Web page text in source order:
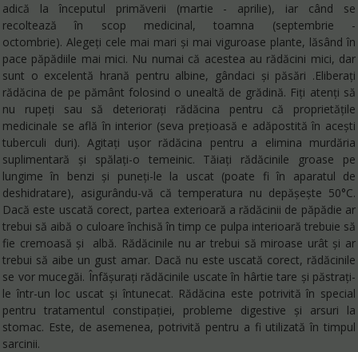
adică la începutul primăverii (martie - aprilie), iar când se
recoltează în scop medicinal, toamna (septembrie -
octombrie). Alegeți cele mai mari și mai viguroase plante, lăsând în
pace păpădiile mai mici. Nu numai că acestea au rădăcini mici, dar
sunt o excelentă hrană pentru albine, gândaci și păsări .Eliberați
rădăcina de pe pământ folosind o unealtă de grădină. Fiți atenți să
nu rupeți sau să deteriorați rădăcina pentru că proprietățile
medicinale se află în interior (seva preţioasă e adăpostită în acești
tuberculi duri). Agitați ușor rădăcina pentru a elimina murdăria
suplimentară și spălați-o temeinic. Tăiați rădăcinile groase pe
lungime în benzi și puneți-le la uscat (poate fi în aparatul de
deshidratare), asigurându-vă că temperatura nu depășește 50°C.
Dacă este uscată corect, partea exterioară a rădăcinii de păpădie ar
trebui să aibă o culoare închisă în timp ce pulpa interioară trebuie să
fie cremoasă și albă. Rădăcinile nu ar trebui să miroase urât și ar
trebui să aibe un gust amar. Dacă nu este uscată corect, rădăcinile
se vor mucegăi. Înfășurați rădăcinile uscate în hârtie tare și păstrați-
le într-un loc uscat și întunecat. Rădăcina este potrivită în special
pentru tratamentul constipației, probleme digestive și arsuri la
stomac. Este, de asemenea, potrivită pentru a fi utilizată în timpul
sarcinii.